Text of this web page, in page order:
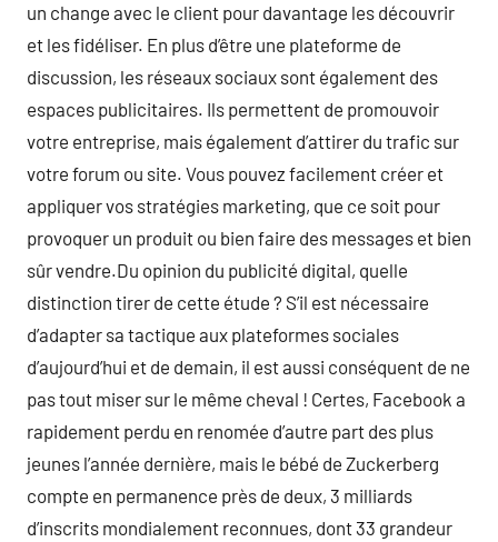
un change avec le client pour davantage les découvrir
et les fidéliser. En plus d’être une plateforme de
discussion, les réseaux sociaux sont également des
espaces publicitaires. Ils permettent de promouvoir
votre entreprise, mais également d’attirer du trafic sur
votre forum ou site. Vous pouvez facilement créer et
appliquer vos stratégies marketing, que ce soit pour
provoquer un produit ou bien faire des messages et bien
sûr vendre.Du opinion du publicité digital, quelle
distinction tirer de cette étude ? S’il est nécessaire
d’adapter sa tactique aux plateformes sociales
d’aujourd’hui et de demain, il est aussi conséquent de ne
pas tout miser sur le même cheval ! Certes, Facebook a
rapidement perdu en renomée d’autre part des plus
jeunes l’année dernière, mais le bébé de Zuckerberg
compte en permanence près de deux, 3 milliards
d’inscrits mondialement reconnues, dont 33 grandeur